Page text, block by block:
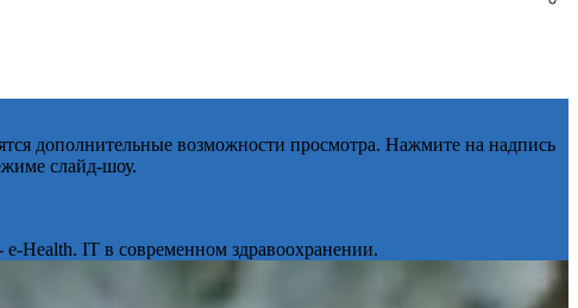
дополнительные возможности просмотра. Нажмите на надпись
слайд-шоу.
Health. IT в современном здравоохранении.